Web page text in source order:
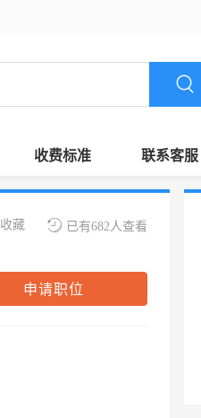
收费标准 联系客服
已有682人查看
收藏
申请职位